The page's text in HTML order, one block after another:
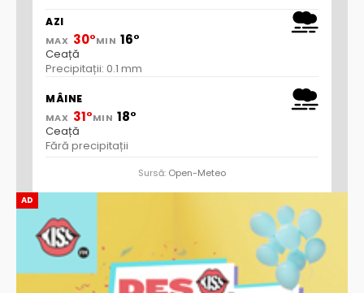
AD
AZI
MAX 30°MIN 16°
Ceață
Precipitații: 0.1 mm
MÂINE
MAX 31°MIN 18°
Ceață
Fără precipitații
Sursă: Open-Meteo